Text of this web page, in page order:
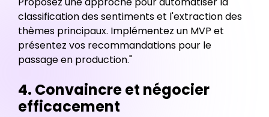
classification des sentiments et l'extraction des
thèmes principaux. Implémentez un MVP et
présentez vos recommandations pour le
passage en production."
4. Convaincre et négocier
efficacement